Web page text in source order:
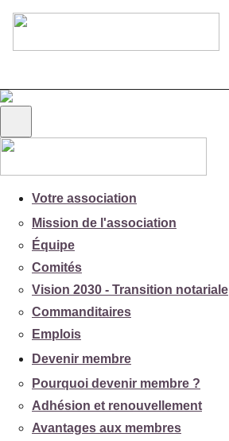
Votre association
Mission de l'association
Équipe
Comités
Vision 2030 - Transition notariale
Commanditaires
Emplois
Devenir membre
Pourquoi devenir membre ?
Adhésion et renouvellement
Avantages aux membres